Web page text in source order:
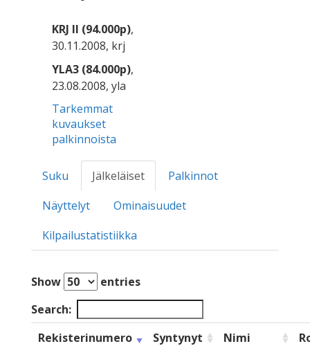
KRJ II (94.000p),
30.11.2008, krj
YLA3 (84.000p),
23.08.2008, yla
Tarkemmat
kuvaukset
palkinnoista
Suku Jälkeläiset
Palkinnot
Näyttelyt
Ominaisuudet
Kilpailustatistiikka
Show
entries
Search:
Rekisterinumero
Syntynyt Nimi